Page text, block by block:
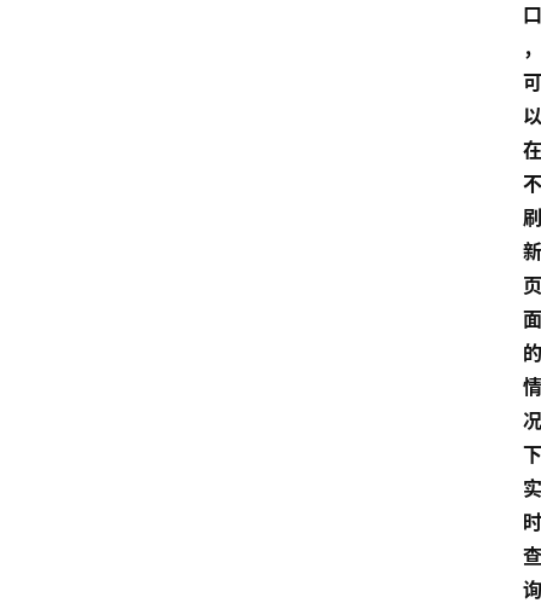
口
，
可
以
在
不
刷
新
页
面
的
情
况
下
实
时
查
询